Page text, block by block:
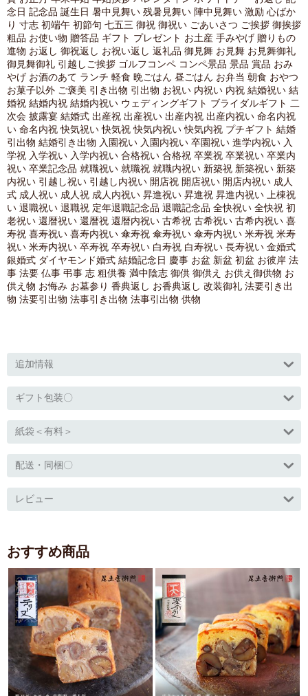
念日 記念品 誕生日 暑中見舞い 残暑見舞い 陣中見舞い 激励 心ばか
り 寸志 初端午 初節句 七五三 御祝 御祝い ごあいさつ ご挨拶 御挨拶
粗品 お使い物 贈答品 ギフト プレゼント お土産 手みやげ 贈りもの
進物 お返し 御祝返し お祝い返し 返礼品 御見舞 お見舞 お見舞御礼
御見舞御礼 引越しご挨拶 ゴルフコンペ コンペ景品 景品 賞品 おみ
やげ お酒のあて ランチ 軽食 晩ごはん 昼ごはん お弁当 朝食 おやつ
お菓子以外 ご褒美 引き出物 引出物 お祝い 内祝い 内祝 結婚祝い 結
婚祝 結婚内祝 結婚内祝い ウェディングギフト ブライダルギフト 二
次会 披露宴 結婚式 出産祝 出産祝い 出産内祝 出産内祝い 命名内祝
い 命名内祝 快気祝い 快気祝 快気内祝い 快気内祝 プチギフト 結婚
引出物 結婚引き出物 入園祝い 入園内祝い 卒園祝い 進学内祝い 入
学祝 入学祝い 入学内祝い 合格祝い 合格祝 卒業祝 卒業祝い 卒業内
祝い 卒業記念品 就職祝い 就職祝 就職内祝い 新築祝 新築祝い 新築
内祝い 引越し祝い 引越し内祝い 開店祝 開店祝い 開店内祝い 成人
式 成人祝い 成人祝 成人内祝い 昇進祝い 昇進祝 昇進内祝い 上棟祝
い 退職祝い 退職祝 定年退職記念品 退職記念品 全快祝い 全快祝 初
老祝い 還暦祝い 還暦祝 還暦内祝い 古希祝 古希祝い 古希内祝い 喜
寿祝 喜寿祝い 喜寿内祝い 傘寿祝 傘寿祝い 傘寿内祝い 米寿祝 米寿
祝い 米寿内祝い 卒寿祝 卒寿祝い 白寿祝 白寿祝い 長寿祝い 金婚式
銀婚式 ダイヤモンド婚式 結婚記念日 慶事 お盆 新盆 初盆 お彼岸 法
事 法要 仏事 弔事 志 粗供養 満中陰志 御供 御供え お供え御供物 お
供え物 お悔み お墓参り 香典返し お香典返し 改装御礼 法要引き出
物 法要引出物 法事引き出物 法事引出物 供物
追加情報
ギフト包装〇
紙袋＜有料＞
配送・同梱〇
レビュー
おすすめ商品